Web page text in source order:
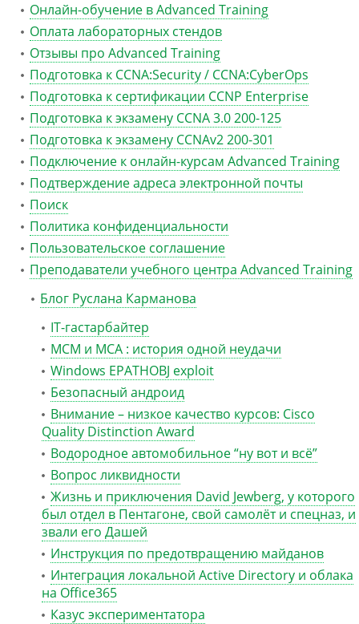
Онлайн-обучение в Advanced Training
Оплата лабораторных стендов
Отзывы про Advanced Training
Подготовка к CCNA:Security / CCNA:CyberOps
Подготовка к сертификации CCNP Enterprise
Подготовка к экзамену CCNA 3.0 200-125
Подготовка к экзамену CCNAv2 200-301
Подключение к онлайн-курсам Advanced Training
Подтверждение адреса электронной почты
Поиск
Политика конфиденциальности
Пользовательское соглашение
Преподаватели учебного центра Advanced Training
Блог Руслана Карманова
IT-гастарбайтер
MCM и MCA : история одной неудачи
Windows EPATHOBJ exploit
Безопасный андроид
Внимание – низкое качество курсов: Cisco
Quality Distinction Award
Водородное автомобильное “ну вот и всё”
Вопрос ликвидности
Жизнь и приключения David Jewberg, у которого
был отдел в Пентагоне, свой самолёт и спецназ, и
звали его Дашей
Инструкция по предотвращению майданов
Интеграция локальной Active Directory и облака
на Office365
Казус экспериментатора